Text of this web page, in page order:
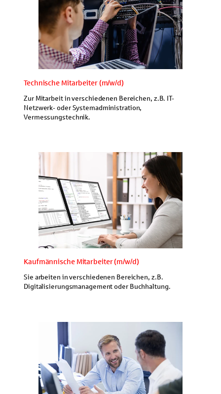
Technische Mitarbeiter (m/w/d)
Zur Mitarbeit in verschiedenen Bereichen, z.B. IT-
Netzwerk- oder Systemadministration,
Vermessungstechnik.
Kaufmännische Mitarbeiter (m/w/d)
Sie arbeiten in verschiedenen Bereichen, z.B.
Digitalisierungsmanagement oder Buchhaltung.